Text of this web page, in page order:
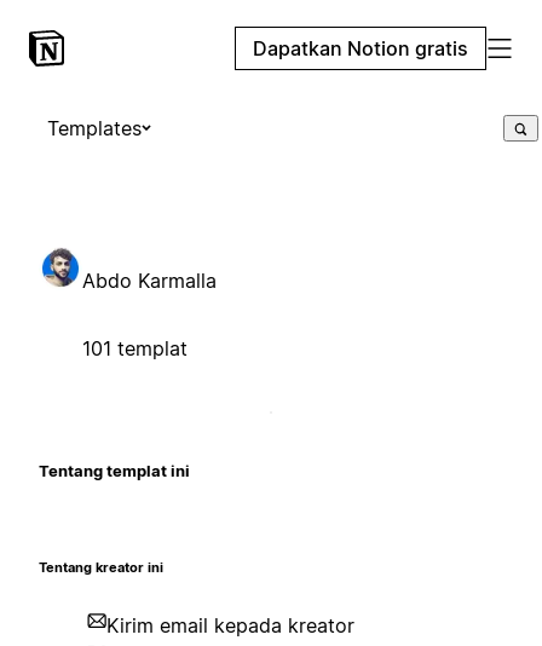
Dapatkan Notion gratis
Templates
Abdo Karmalla
101 templat
Tentang templat ini
Tentang kreator ini
Kirim email kepada kreator